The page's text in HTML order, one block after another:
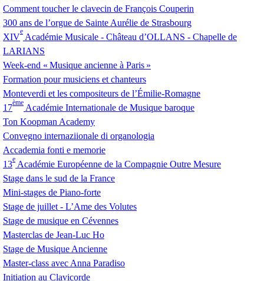
Comment toucher le clavecin de François Couperin
300 ans de l’orgue de Sainte Aurélie de Strasbourg
XIV
e
Académie Musicale - Château d’OLLANS - Chapelle de
LARIANS
Week-end « Musique ancienne à Paris »
Formation pour musiciens et chanteurs
Monteverdi et les compositeurs de l’Émilie-Romagne
17
ème
Académie Internationale de Musique baroque
Ton Koopman Academy
Convegno internaziionale di organologia
Accademia fonti e memorie
13
e
Académie Européenne de la Compagnie Outre Mesure
Stage dans le sud de la France
Mini-stages de Piano-forte
Stage de juillet - L’Ame des Volutes
Stage de musique en Cévennes
Masterclas de Jean-Luc Ho
Stage de Musique Ancienne
Master-class avec Anna Paradiso
Initiation au Clavicorde